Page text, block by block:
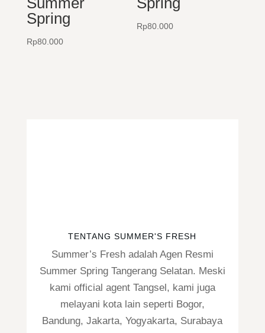
Spring
Rp80.000
Rp80.000
TENTANG SUMMER'S FRESH
Summer’s Fresh adalah Agen Resmi
Summer Spring Tangerang Selatan. Meski
kami official agent Tangsel, kami juga
melayani kota lain seperti Bogor,
Bandung, Jakarta, Yogyakarta, Surabaya